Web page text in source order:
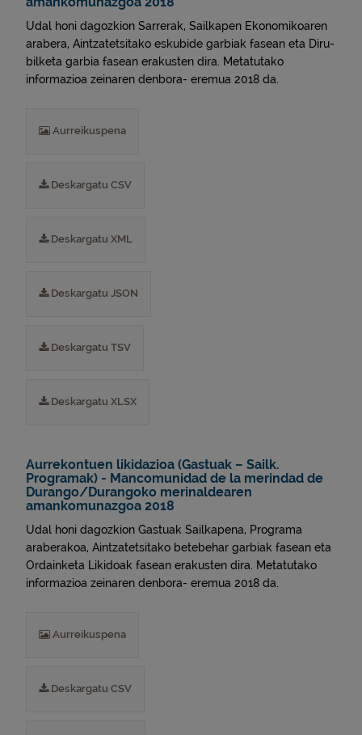
Udal honi dagozkion Sarrerak, Sailkapen Ekonomikoaren
arabera, Aintzatetsitako eskubide garbiak fasean eta Diru-
bilketa garbia fasean erakusten dira. Metatutako
informazioa zeinaren denbora- eremua 2018 da.
Aurreikuspena
Deskargatu CSV
Deskargatu XML
Deskargatu JSON
Deskargatu TSV
Deskargatu XLSX
Aurrekontuen likidazioa (Gastuak – Sailk.
Programak) - Mancomunidad de la merindad de
Durango/Durangoko merinaldearen
amankomunazgoa 2018
Udal honi dagozkion Gastuak Sailkapena, Programa
araberakoa, Aintzatetsitako betebehar garbiak fasean eta
Ordainketa Likidoak fasean erakusten dira. Metatutako
informazioa zeinaren denbora- eremua 2018 da.
Aurreikuspena
Deskargatu CSV